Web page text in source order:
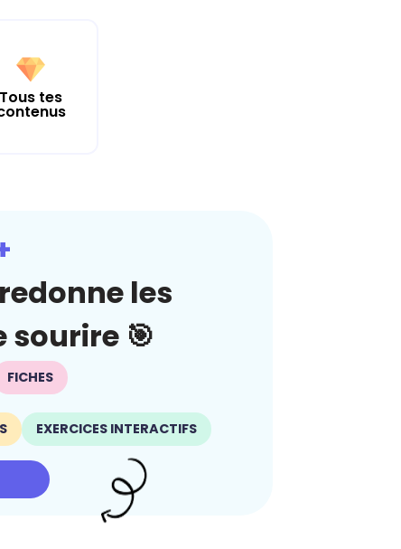
Tous tes
les
sourire 🎯
FICHES
EXERCICES INTERACTIFS